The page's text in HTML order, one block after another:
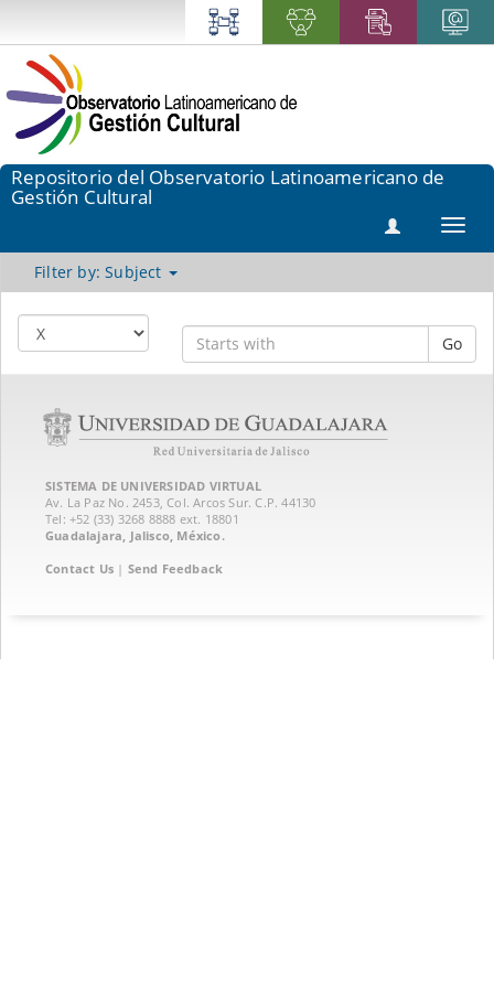
Repositorio del Observatorio Latinoamericano de
Gestión Cultural
Filter by: Subject
Go
SISTEMA DE UNIVERSIDAD VIRTUAL
Av. La Paz No. 2453, Col. Arcos Sur. C.P. 44130
Tel: +52 (33) 3268 8888‏ ext. 18801
Guadalajara, Jalisco, México.
Contact Us | Send Feedback